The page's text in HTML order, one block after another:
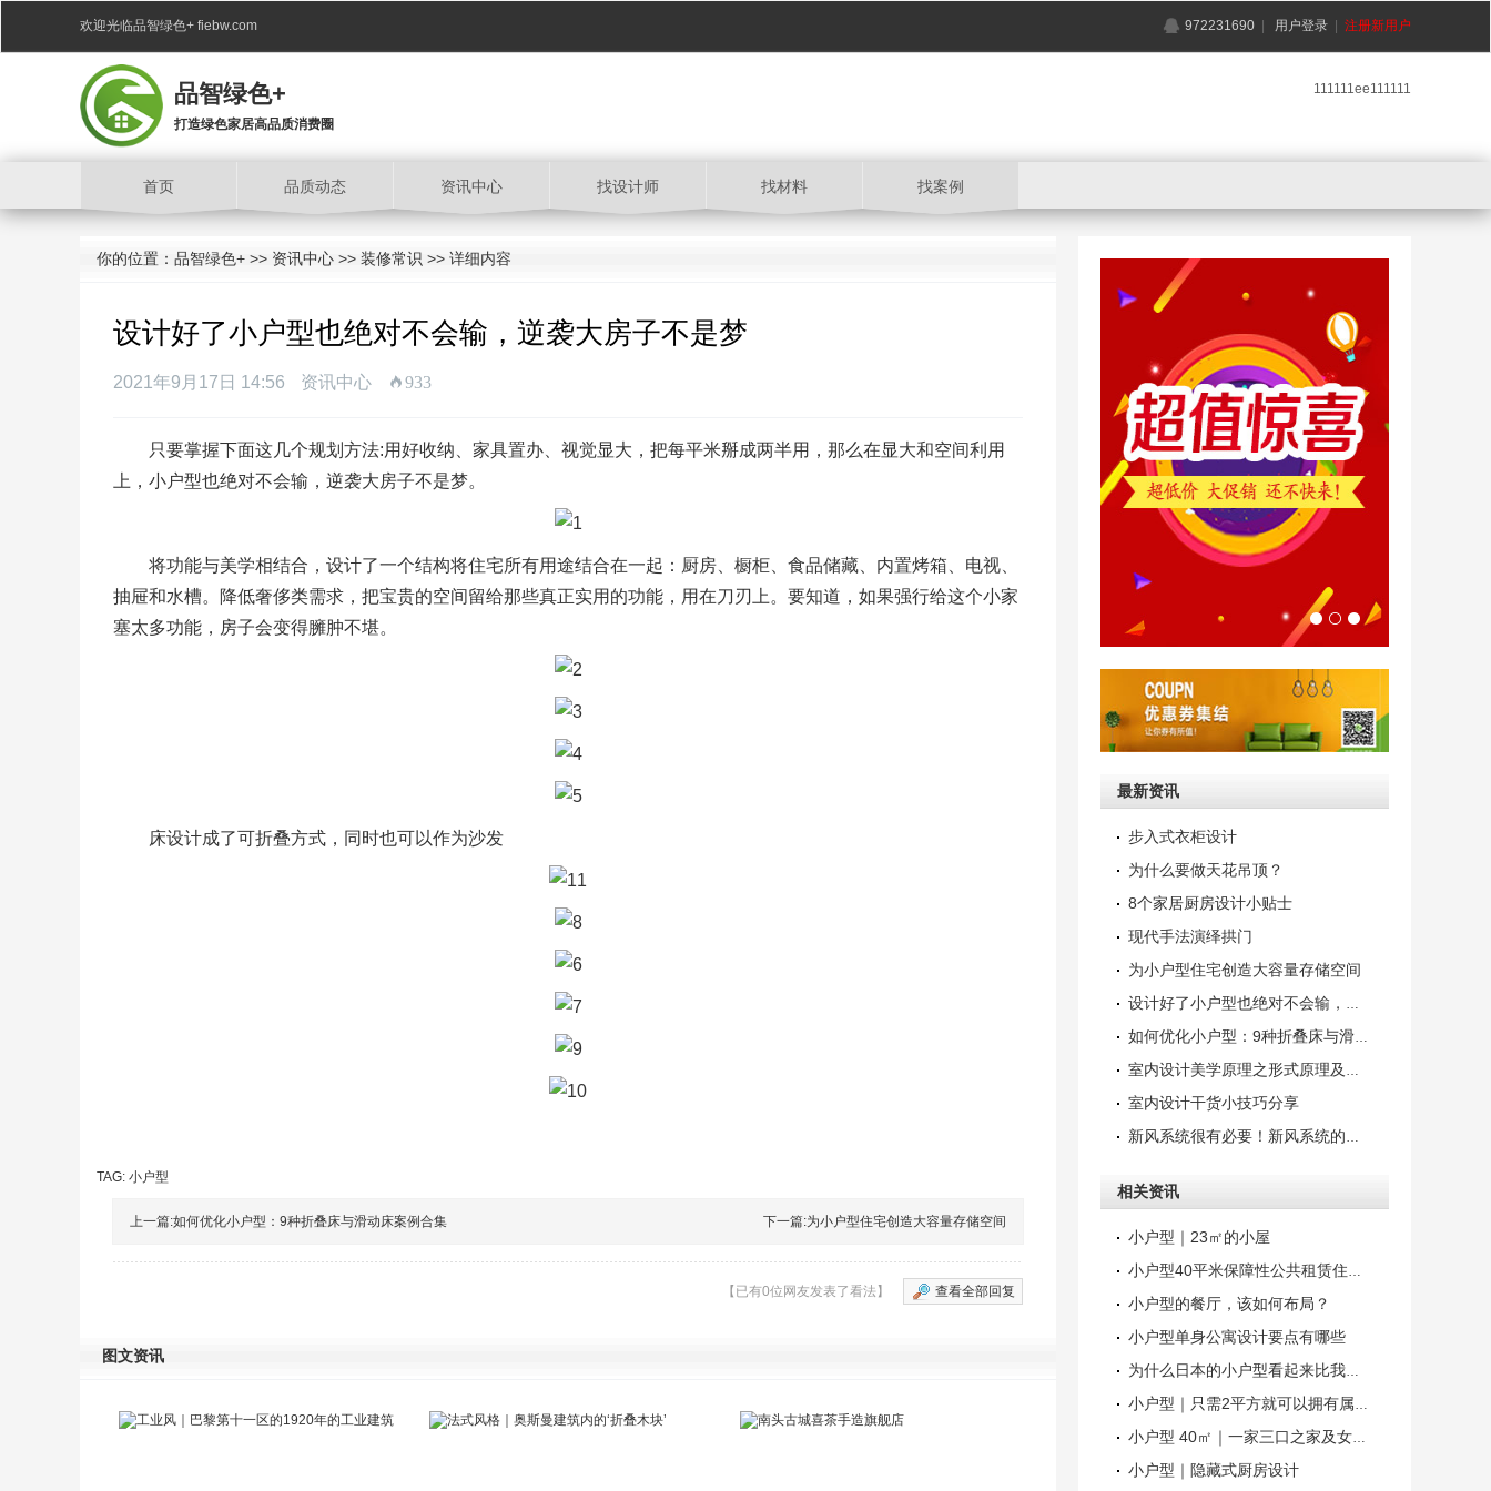
欢迎光临品智绿色+ fiebw.com 972231690 用户登录 注册新用户
品智绿色+
打造绿色家居高品质消费圈
111111ee111111
首页 品质动态 资讯中心 找设计师 找材料 找案例
你的位置： 品智绿色+ >> 资讯中心 >> 装修常识 >> 详细内容
设计好了小户型也绝对不会输，逆袭大房子不是梦
2021年9月17日 14:56 资讯中心 933
只要掌握下面这几个规划方法:用好收纳、家具置办、视觉显大，把每平米掰成两半用，那么在显大和空间利用
上，小户型也绝对不会输，逆袭大房子不是梦。
将功能与美学相结合，设计了一个结构将住宅所有用途结合在一起：厨房、橱柜、食品储藏、内置烤箱、电视、
抽屉和水槽。降低奢侈类需求，把宝贵的空间留给那些真正实用的功能，用在刀刃上。要知道，如果强行给这个小家
塞太多功能，房子会变得臃肿不堪。
床设计成了可折叠方式，同时也可以作为沙发
TAG: 小户型
上一篇:如何优化小户型：9种折叠床与滑动床案例合集 下一篇:为小户型住宅创造大容量存储空间
查看全部回复
【已有0位网友发表了看法】
图文资讯
最新资讯
步入式衣柜设计
为什么要做天花吊顶？
8个家居厨房设计小贴士
现代手法演绎拱门
为小户型住宅创造大容量存储空间
设计好了小户型也绝对不会输，逆袭大房子
如何优化小户型：9种折叠床与滑动床案例
室内设计美学原理之形式原理及运用！
室内设计干货小技巧分享
新风系统很有必要！新风系统的原理了解下
相关资讯
小户型｜23㎡的小屋
小户型40平米保障性公共租赁住房设计
小户型的餐厅，该如何布局？
小户型单身公寓设计要点有哪些
为什么日本的小户型看起来比我们大这么
小户型｜只需2平方就可以拥有属于自己的m
小户型 40㎡｜一家三口之家及女主人的瑜
小户型｜隐藏式厨房设计